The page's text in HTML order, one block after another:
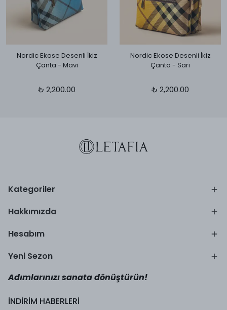
Nordic Ekose Desenli İkiz
Çanta - Mavi
₺ 2,200.00
Nordic Ekose Desenli İkiz
Çanta - Sarı
₺ 2,200.00
Kategoriler
Hakkımızda
Hesabım
Yeni Sezon
Adımlarınızı sanata dönüştürün!
İNDİRİM HABERLERİ